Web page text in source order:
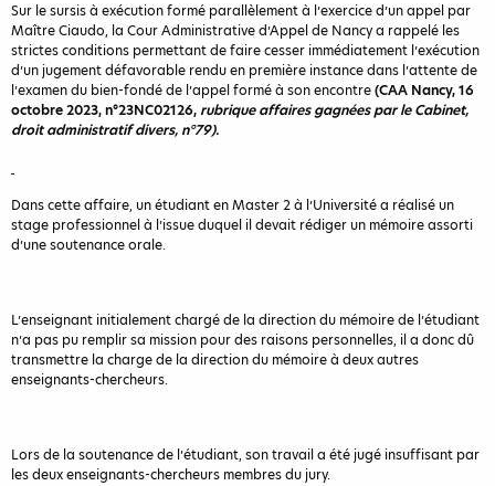
Sur le sursis à exécution formé parallèlement à l’exercice d’un appel par
Maître Ciaudo, la Cour Administrative d’Appel de Nancy a rappelé les
strictes conditions permettant de faire cesser immédiatement l’exécution
d’un jugement défavorable rendu en première instance dans l’attente de
l’examen du bien-fondé de l’appel formé à son encontre(CAA Nancy, 16
octobre 2023, n°23NC02126, rubrique affaires gagnées par le Cabinet,
droit administratif divers, n°79).
Dans cette affaire, un étudiant en Master 2 à l’Université a réalisé un
stage professionnel à l’issue duquel il devait rédiger un mémoire assorti
d’une soutenance orale.
L’enseignant initialement chargé de la direction du mémoire de l’étudiant
n’a pas pu remplir sa mission pour des raisons personnelles, il a donc dû
transmettre la charge de la direction du mémoire à deux autres
enseignants-chercheurs.
Lors de la soutenance de l’étudiant, son travail a été jugé insuffisant par
les deux enseignants-chercheurs membres du jury.